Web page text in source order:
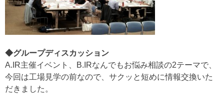
◆グループディスカッション
A.IR主催イベント、B.IRなんでもお悩み相談の2テーマで、
今回は工場見学の前なので、サクッと短めに情報交換いた
だきました。